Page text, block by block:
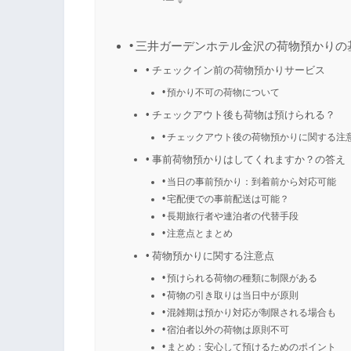
三井ガーデンホテル金沢の荷物預かりの
チェックイン前の荷物預かりサービス
預かり不可の荷物について
チェックアウト後も荷物は預けられる？
チェックアウト後の荷物預かりに関する注
事前荷物預かりはしてくれますか？の答え
当日の事前預かり：到着前から対応可能
宅配便での事前配送は可能？
長期旅行者や連泊者の代替手段
注意点とまとめ
荷物預かりに関する注意点
預けられる荷物の種類に制限がある
荷物の引き取りは当日中が原則
混雑期は預かり対応が制限される場合も
宿泊者以外の荷物は原則不可
まとめ：安心して預けるためのポイント